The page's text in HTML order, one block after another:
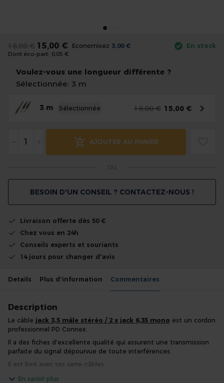
15,00 €
18,00 € Economisez 3,00 €
Dont éco-part: 0,05 €
Voulez-vous une longueur différente ?
Sélectionnée: 3 m
3 m Sélectionnée 15,00 €
18,00 €
AJOUTER AU PANIER
En stock
BESOIN D'UN CONSEIL ? CONTACTEZ-NOUS !
Livraison offerte dès 50 €
Chez vous en 24h
Conseils experts et souriants
14 jours pour changer d'avis
the
beginning
the
gallery
Details Plus d'information Commentaires
Description
Le câble jack 3,5 mâle stéréo / 2 x jack 6,35 mono est un cordon
professionnel PD Connex.
Il a des fiches d'excellente qualité qui assurent une transmission
parfaite du signal dépourvue de toute interférences.
Il est livré avec ses serre-câbles.
En savoir plus